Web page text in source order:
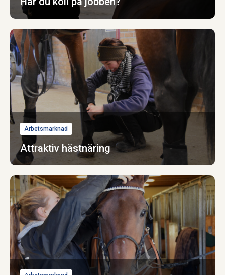
Arbetsmarknad
Attraktiv hästnäring